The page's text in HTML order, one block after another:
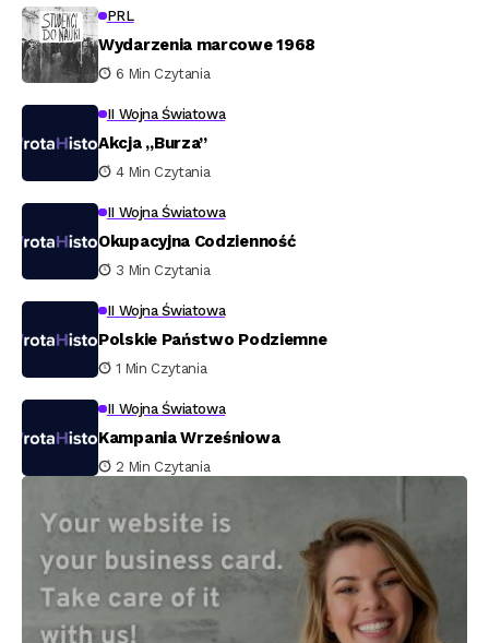
PRL
Wydarzenia marcowe 1968
6 Min Czytania
II Wojna Światowa
Akcja „Burza”
4 Min Czytania
II Wojna Światowa
Okupacyjna Codzienność
3 Min Czytania
II Wojna Światowa
Polskie Państwo Podziemne
1 Min Czytania
II Wojna Światowa
Kampania Wrześniowa
2 Min Czytania